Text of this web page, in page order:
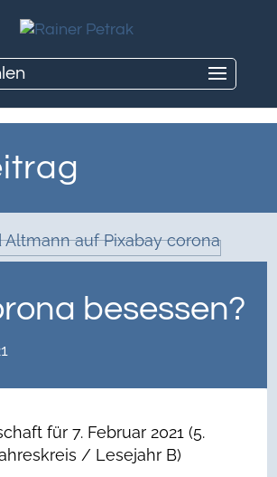
besessen?
für 7. Februar 2021 (5.
/ Lesejahr B)